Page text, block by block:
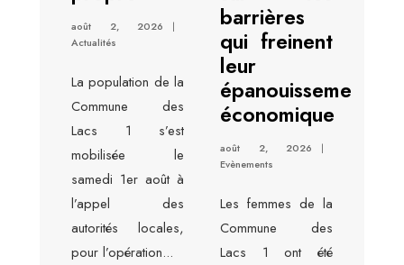
août 2, 2026
|
Actualités
La population de la
Commune des
Lacs 1 s’est
mobilisée le
samedi 1er août à
l’appel des
autorités locales,
pour l’opération...
barrières
qui freinent
leur
épanouissement
économique
août 2, 2026
|
Evènements
Les femmes de la
Commune des
Lacs 1 ont été